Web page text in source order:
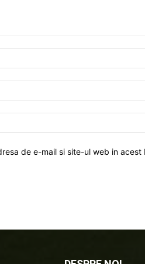
de e-mail si site-ul web in